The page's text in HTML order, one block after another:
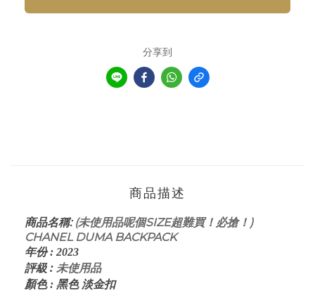
分享到
商品描述
商品名稱: (未使用品呢個SIZE超難買！必搶！)
CHANEL DUMA BACKPACK
年份: 2023
評級: 未使用品
顏色: 黑色 淡金扣